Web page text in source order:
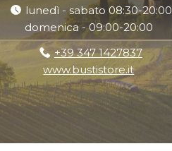
lunedì - sabato 08:30-20:00
domenica - 09:00-20:00
+39 347 1427837
www.bustistore.it